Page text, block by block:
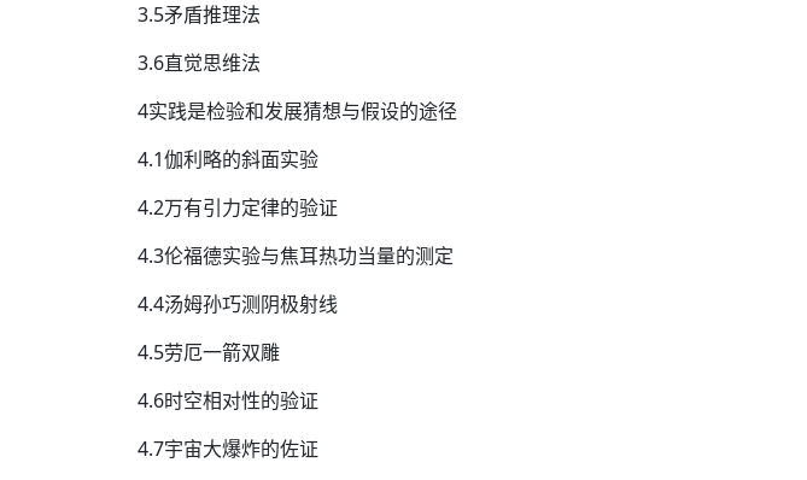
3.5矛盾推理法
3.6直觉思维法
4实践是检验和发展猜想与假设的途径
4.1伽利略的斜面实验
4.2万有引力定律的验证
4.3伦福德实验与焦耳热功当量的测定
4.4汤姆孙巧测阴极射线
4.5劳厄一箭双雕
4.6时空相对性的验证
4.7宇宙大爆炸的佐证